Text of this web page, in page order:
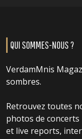
QUI SOMMES-NOUS ?
VerdamMnis
sombres.
Retrouvez toutes
photos de concerts
et live reports,